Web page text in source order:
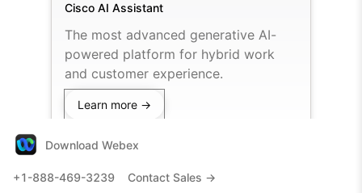
Cisco AI Assistant
The most advanced generative AI-
powered platform for hybrid work
and customer experience.
Learn more →
Download Webex
+1-888-469-3239
Contact Sales →